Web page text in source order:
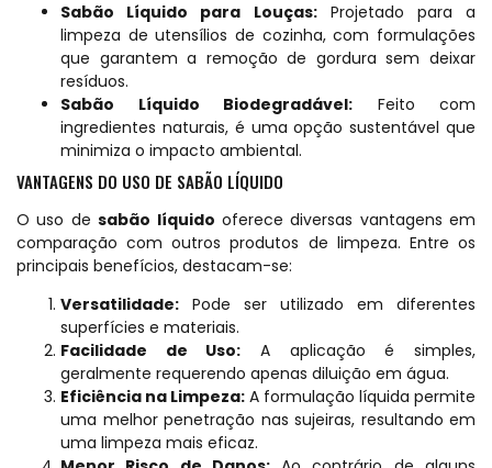
Sabão Líquido para Louças:Projetado para a
limpeza de utensílios de cozinha, com formulações
que garantem a remoção de gordura sem deixar
resíduos.
Sabão Líquido Biodegradável: Feito com
ingredientes naturais, é uma opção sustentável que
minimiza o impacto ambiental.
VANTAGENS DO USO DE SABÃO LÍQUIDO
O uso desabão líquido oferece diversas vantagens em
comparação com outros produtos de limpeza. Entre os
principais benefícios, destacam-se:
Versatilidade: Pode ser utilizado em diferentes
superfícies e materiais.
Facilidade de Uso: A aplicação é simples,
geralmente requerendo apenas diluição em água.
Eficiência na Limpeza: A formulação líquida permite
uma melhor penetração nas sujeiras, resultando em
uma limpeza mais eficaz.